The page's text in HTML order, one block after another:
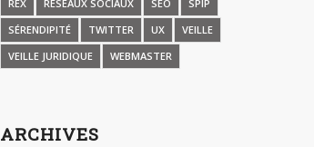
REX
RÉSEAUX SOCIAUX SEO
SPIP
SÉRENDIPITÉ
TWITTER UX
VEILLE
VEILLE JURIDIQUE
WEBMASTER
ARCHIVES